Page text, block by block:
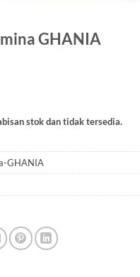
GHANIA
stok dan tidak tersedia.
GHANIA